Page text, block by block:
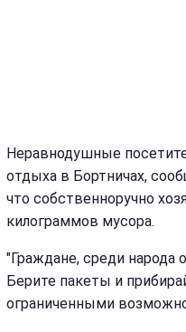
Неравнодушные
отдыха в Бортничах,
что собственноручно
килограммов мусора.
"Граждане, среди народа
Берите пакеты и
ограниченными